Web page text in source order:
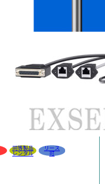
同等製品
レンタル
リース
可